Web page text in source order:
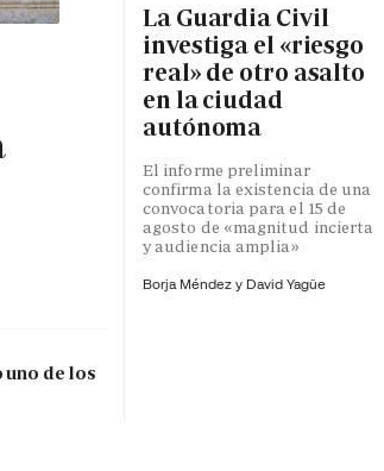
uno de los
La Guardia Civil
investiga el «riesgo
real» de otro asalto
en la ciudad
autónoma
El informe preliminar
confirma la existencia de una
convocatoria para el 15 de
agosto de «magnitud incierta
y audiencia amplia»
Borja Méndez y David Yagüe